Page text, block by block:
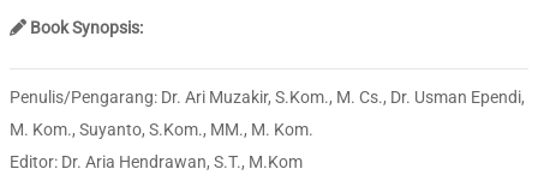
Book Synopsis:
Penulis/Pengarang: Dr. Ari Muzakir, S.Kom., M. Cs., Dr. Usman Ependi,
M. Kom., Suyanto, S.Kom., MM., M. Kom.
Editor: Dr. Aria Hendrawan, S.T., M.Kom